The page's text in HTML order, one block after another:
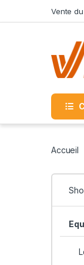
Vente
Accueil